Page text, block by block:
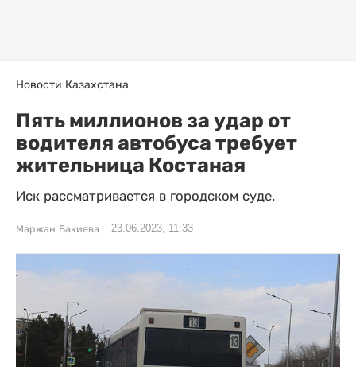
Новости Казахстана
Пять миллионов за удар от
водителя автобуса требует
жительница Костаная
Иск рассматривается в городском суде.
Маржан Бакиева 23.06.2023, 11:33